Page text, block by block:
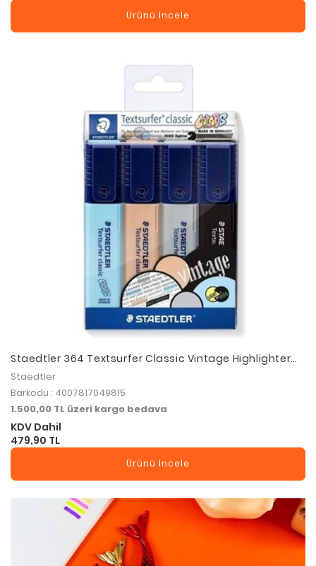
Ürünü İncele
Staedtler 364 Textsurfer Classic Vintage Highlighter
4Lü Set
Staedtler
Barkodu : 4007817049815
1.500,00 TL üzeri kargo bedava
KDV Dahil
479,90 TL
Ürünü İncele